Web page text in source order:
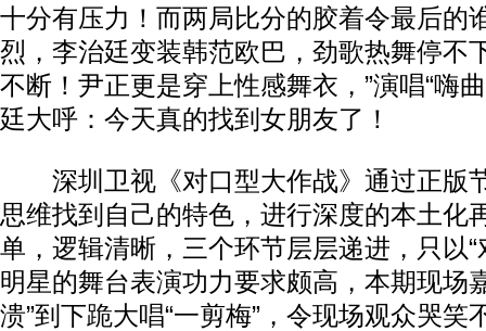
十分有压力！而两局比分的胶着令最后的
烈，李治廷变装韩范欧巴，劲歌热舞停不
不断！尹正更是穿上性感舞衣，”演唱“嗨
廷大呼：今天真的找到女朋友了！
深圳卫视《对口型大作战》通过正版
思维找到自己的特色，进行深度的本土化
单，逻辑清晰，三个环节层层递进，只以“
明星的舞台表演功力要求颇高，本期现场
溃”到下跪大唱“一剪梅”，令现场观众哭笑